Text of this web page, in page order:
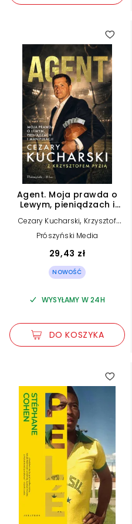
Agent. Moja prawda o
Lewym, pieniądzach i
Cezary Kucharski, Krzysztof
Pyzia
Prószyński Media
29,43 zł
NOWOŚĆ
WYSYŁAMY W 24H
DO KOSZYKA